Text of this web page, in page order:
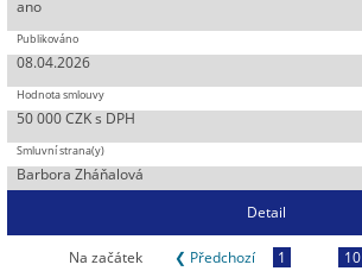
ano
08.04.2026
50 000 CZK s DPH
Barbora Zháňalová
Detail
Na začátek ❮ Předchozí 1 10